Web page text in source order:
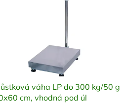
váha LP do 300 kg/50 g
cm, vhodná pod úl